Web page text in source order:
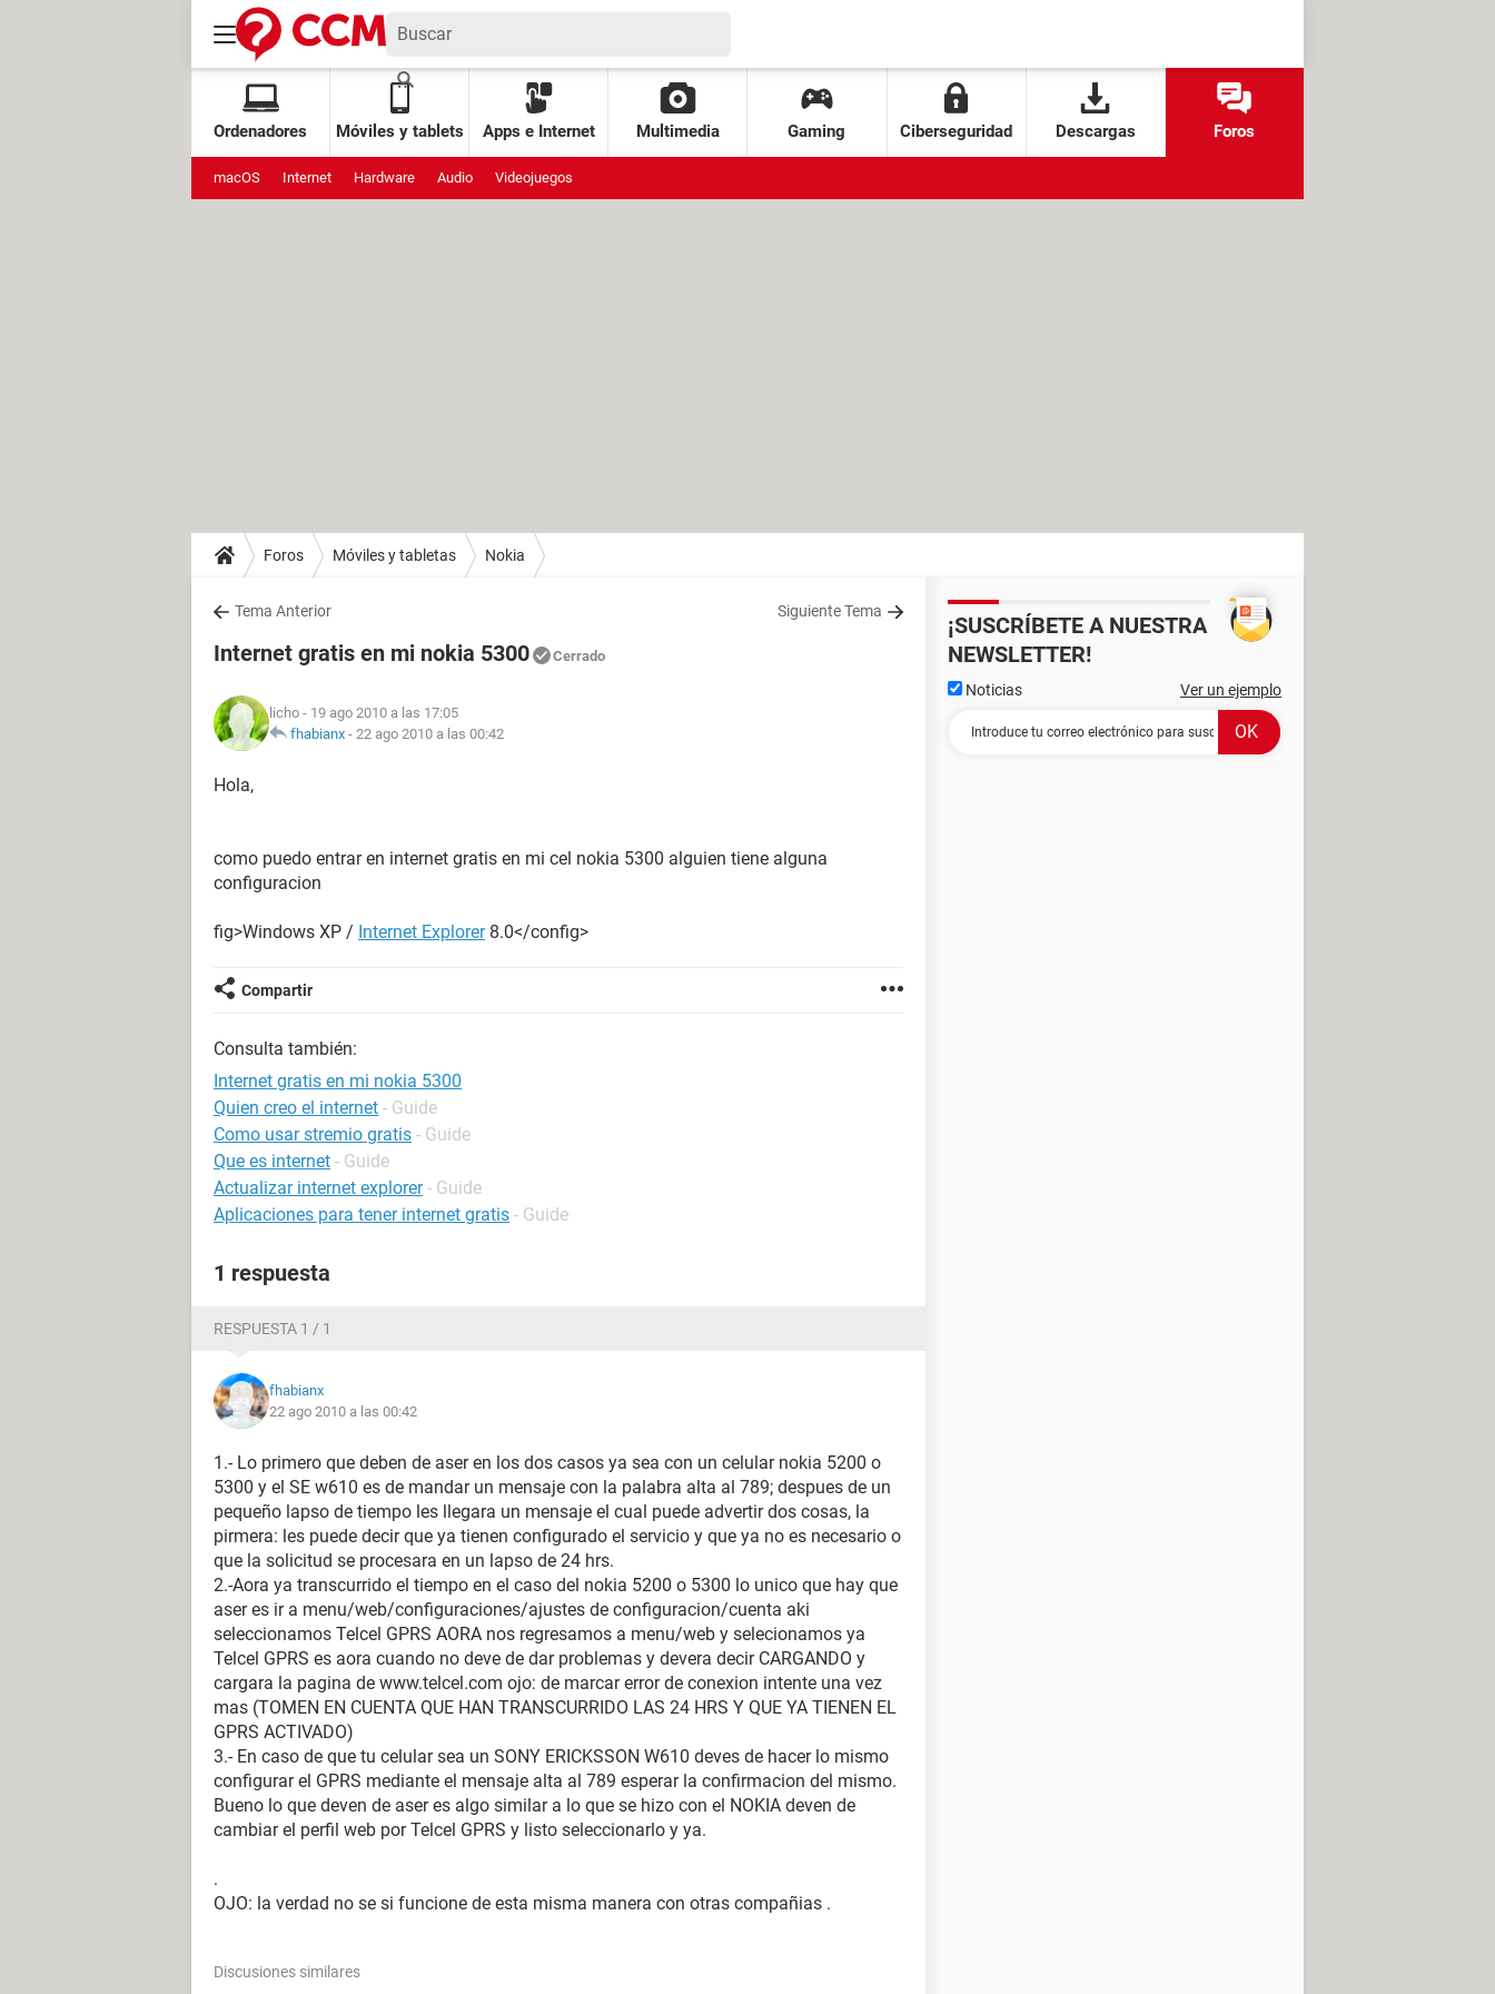
Ordenadores Móviles y tablets Apps e Internet Multimedia Gaming Ciberseguridad Descargas Foros
macOS Internet Hardware Audio Videojuegos
Foros Móviles y tabletas Nokia
Tema Anterior Siguiente Tema
Internet gratis en mi nokia 5300 Cerrado
licho - 19 ago 2010 a las 17:05
fhabianx - 22 ago 2010 a las 00:42
Hola,
como puedo entrar en internet gratis en mi cel nokia 5300 alguien tiene alguna
configuracion
fig>Windows XP / Internet Explorer8.0</config>
Compartir
Consulta también:
Internet gratis en mi nokia 5300
Quien creo el internet - Guide
Como usar stremio gratis - Guide
Que es internet - Guide
Actualizar internet explorer - Guide
Aplicaciones para tener internet gratis - Guide
1 respuesta
RESPUESTA 1 / 1
fhabianx
22 ago 2010 a las 00:42
1.- Lo primero que deben de aser en los dos casos ya sea con un celular nokia 5200 o
5300 y el SE w610 es de mandar un mensaje con la palabra alta al 789; despues de un
pequeño lapso de tiempo les llegara un mensaje el cual puede advertir dos cosas, la
pirmera: les puede decir que ya tienen configurado el servicio y que ya no es necesario o
que la solicitud se procesara en un lapso de 24 hrs.
2.-Aora ya transcurrido el tiempo en el caso del nokia 5200 o 5300 lo unico que hay que
aser es ir a menu/web/configuraciones/ajustes de configuracion/cuenta aki
seleccionamos Telcel GPRS AORA nos regresamos a menu/web y selecionamos ya
Telcel GPRS es aora cuando no deve de dar problemas y devera decir CARGANDO y
cargara la pagina de www.telcel.com ojo: de marcar error de conexion intente una vez
mas (TOMEN EN CUENTA QUE HAN TRANSCURRIDO LAS 24 HRS Y QUE YA TIENEN EL
GPRS ACTIVADO)
3.- En caso de que tu celular sea un SONY ERICKSSON W610 deves de hacer lo mismo
configurar el GPRS mediante el mensaje alta al 789 esperar la confirmacion del mismo.
Bueno lo que deven de aser es algo similar a lo que se hizo con el NOKIA deven de
cambiar el perfil web por Telcel GPRS y listo seleccionarlo y ya.
.
OJO: la verdad no se si funcione de esta misma manera con otras compañias .
Discusiones similares
¡SUSCRÍBETE A NUESTRA
NEWSLETTER!
Noticias Ver un ejemplo